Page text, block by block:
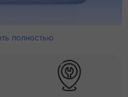
полностью